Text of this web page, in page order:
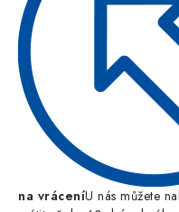
na vráceníU nás můžete